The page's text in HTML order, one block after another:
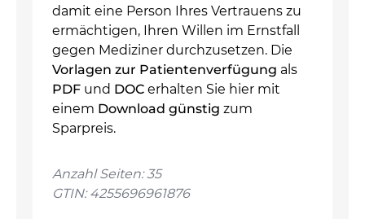
damit eine Person Ihres Vertrauens zu
ermächtigen, Ihren Willen im Ernstfall
gegen Mediziner durchzusetzen. Die
Vorlagen zur Patientenverfügung als
PDF und DOC erhalten Sie hier mit
einem Download günstig zum
Sparpreis.
Anzahl Seiten: 35
GTIN: 4255696961876